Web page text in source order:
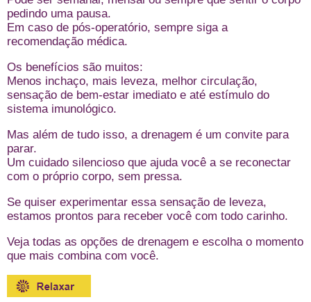
pedindo uma pausa.
Em caso de pós-operatório, sempre siga a
recomendação médica.
Os benefícios são muitos:
Menos inchaço, mais leveza, melhor circulação,
sensação de bem-estar imediato e até estímulo do
sistema imunológico.
Mas além de tudo isso, a drenagem é um convite para
parar.
Um cuidado silencioso que ajuda você a se reconectar
com o próprio corpo, sem pressa.
Se quiser experimentar essa sensação de leveza,
estamos prontos para receber você com todo carinho.
Veja todas as opções de drenagem e escolha o momento
que mais combina com você.